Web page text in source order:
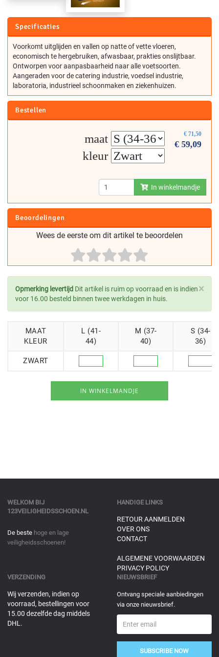
Specificaties
Voorkomt uitglijden en vallen op natte of vette vloeren,
economisch te hergebruiken, afwasbaar, prakties onslijtbaar.
Ontworpen voor aanpasbaarheid naar alle voetsoorten.
Aangeraden voor de catering industrie, voedsel industrie,
laboratoria, industrieel schoonmaken en ziekenhuizen.
Bestellen
€ 71,50
€ 59,09
maat
kleur
In winkelmandje
Beoordelingen
Wees de eerste om dit artikel te beoordelen
×
Opmerking levertijd Dit artikel is ruim op voorraad en is indien
voor 16.00 besteld binnen twee werkdagen in huis.
MAAT
KLEUR
L (41-
44)
M (37-
40)
S (34-
36)
ZWART
WELKOM BIJ
123VEILIGHEIDSSCHOEN.NL
De beste hoge en lage
veiligheidsschoenen!
HANDIGE LINKS
RETOUR AANMELDEN
OVER ONS
CONTACT
ALGEMENE VOORWAARDEN
PRIVACY POLICY
VERZENDING
Wij verzenden, indien op
voorraad, bestellingen voor
15.00 dezelfde dag middels
DHL.
NIEUWSBRIEF
Ontvang speciale aanbiedingen
via onze nieuwsbrief.
SUBSCRIBE NOW